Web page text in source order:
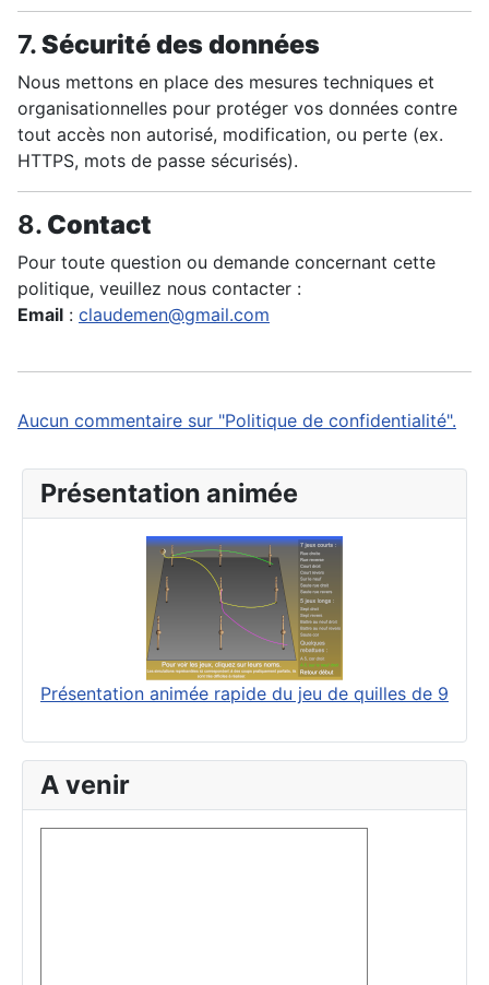
7.Sécurité des données
Nous mettons en place des mesures techniques et
organisationnelles pour protéger vos données contre
tout accès non autorisé, modification, ou perte (ex.
HTTPS, mots de passe sécurisés).
8. Contact
Pour toute question ou demande concernant cette
politique, veuillez nous contacter :
Email : claudemen@gmail.com
Aucun commentaire sur "Politique de confidentialité".
Présentation animée
Présentation animée rapide du jeu de quilles de 9
A venir